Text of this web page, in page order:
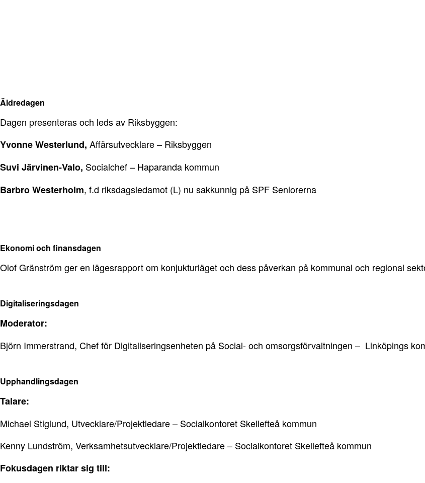
Äldredagen
Dagen presenteras och leds av Riksbyggen:
Yvonne Westerlund, Affärsutvecklare – Riksbyggen
Suvi Järvinen-Valo, Socialchef – Haparanda kommun
Barbro Westerholm, f.d riksdagsledamot (L) nu sakkunnig på SPF Seniorerna
Ekonomi och finansdagen
Olof Gränström ger en lägesrapport om konjukturläget och dess påverkan på kommunal och regional
Digitaliseringsdagen
Moderator:
Björn Immerstrand, Chef för Digitaliseringsenheten på Social- och omsorgsförvaltningen – Linköpings
Upphandlingsdagen
Talare:
Michael Stiglund, Utvecklare/Projektledare – Socialkontoret Skellefteå kommun
Kenny Lundström, Verksamhetsutvecklare/Projektledare – Socialkontoret Skellefteå kommun
Fokusdagen riktar sig till: